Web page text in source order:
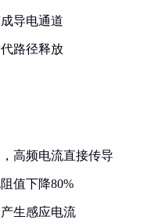
导电通道
路径释放
高频电流直接传导
值下降80%
生感应电流